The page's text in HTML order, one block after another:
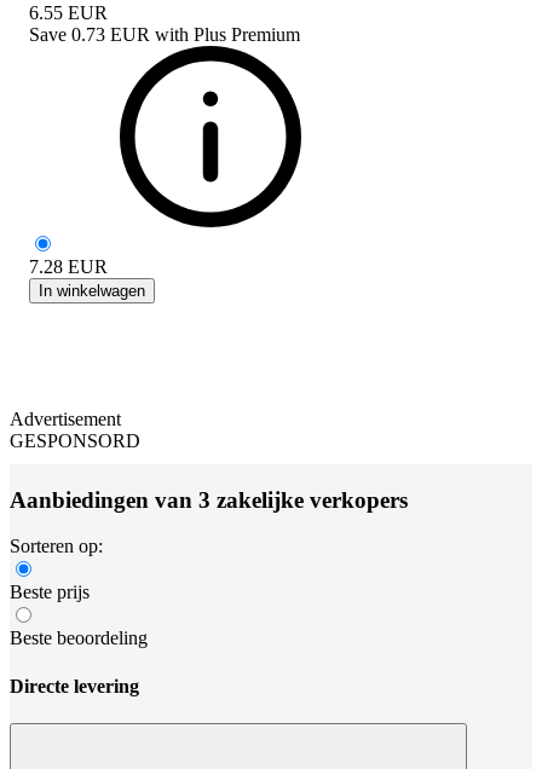
6.55 EUR
Save 0.73 EUR with Plus Premium
7.28 EUR
In winkelwagen
Advertisement
GESPONSORD
Aanbiedingen van 3 zakelijke verkopers
Sorteren op:
Beste prijs
Beste beoordeling
Directe levering